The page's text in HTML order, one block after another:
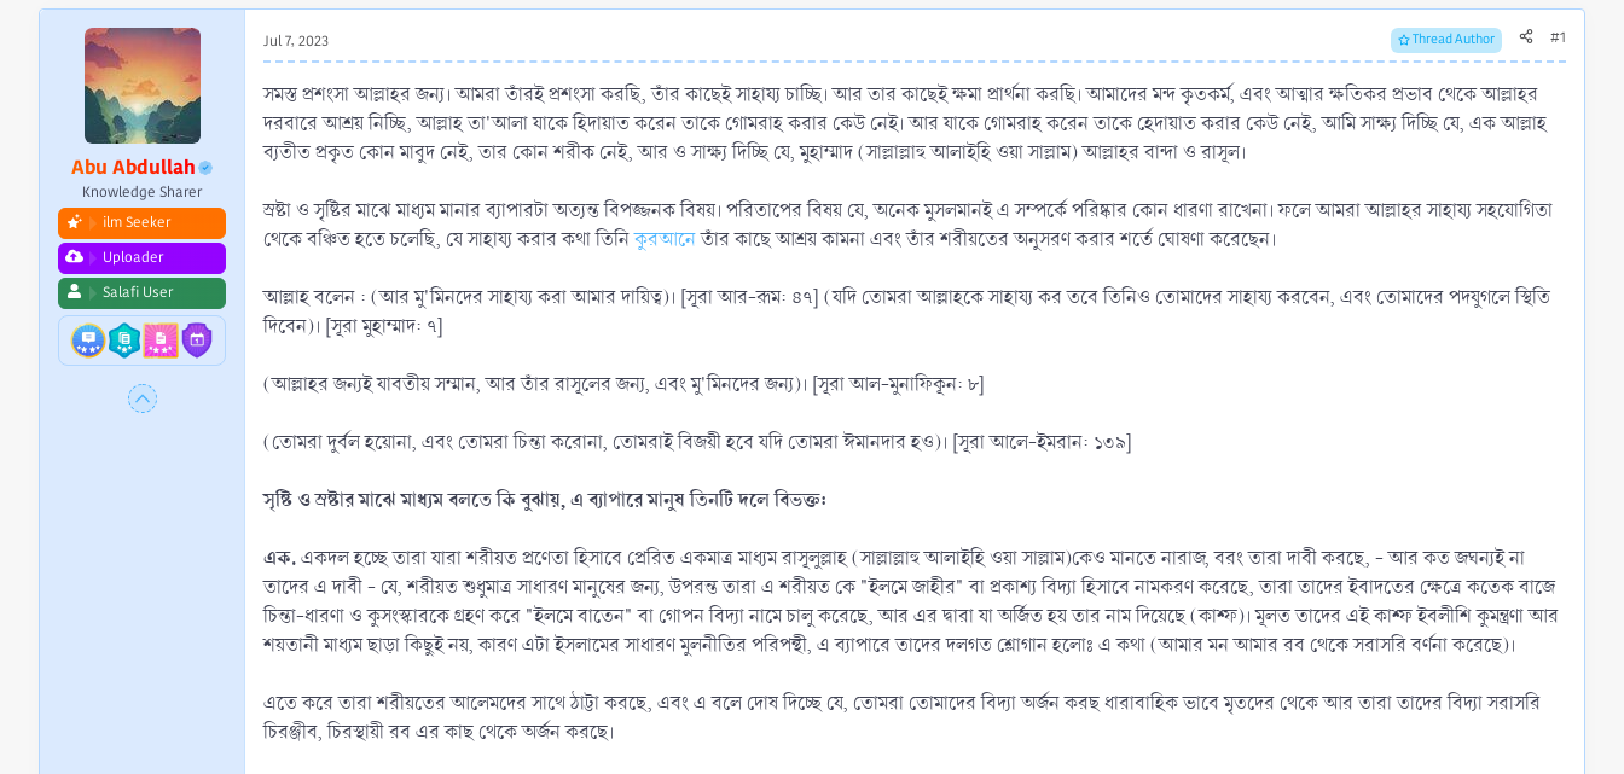
r
t
e
r
Abu Abdullah
Knowledge Sharer
ilm Seeker
Uploader
Salafi User
Jul 7, 2023 Thread Author #1
সমস্ত প্রশংসা আল্লাহর জন্য। আমরা তাঁরই প্রশংসা করছি, তাঁর কাছেই সাহায্য চাচ্ছি। আর তার কাছেই ক্ষমা প্রার্থনা করছি। আমাদের মন্দ কৃতকর্ম, এবং আত্মার ক্ষতিকর প্রভাব থেকে আল্লাহর
দরবারে আশ্রয় নিচ্ছি, আল্লাহ তা'আলা যাকে হিদায়াত করেন তাকে গোমরাহ করার কেউ নেই। আর যাকে গোমরাহ করেন তাকে হেদায়াত করার কেউ নেই, আমি সাক্ষ্য দিচ্ছি যে, এক আল্লাহ
ব্যতীত প্রকৃত কোন মাবুদ নেই, তার কোন শরীক নেই, আর ও সাক্ষ্য দিচ্ছি যে, মুহাম্মাদ (সাল্লাল্লাহু আলাইহি ওয়া সাল্লাম) আল্লাহর বান্দা ও রাসূল।
স্রষ্টা ও সৃষ্টির মাঝে মাধ্যম মানার ব্যাপারটা অত্যন্ত বিপজ্জনক বিষয়। পরিতাপের বিষয় যে, অনেক মুসলমানই এ সম্পর্কে পরিষ্কার কোন ধারণা রাখেনা। ফলে আমরা আল্লাহর সাহায্য সহযোগিতা
থেকে বঞ্চিত হতে চলেছি, যে সাহায্য করার কথা তিনিকুরআনেতাঁর কাছে আশ্রয় কামনা এবং তাঁর শরীয়তের অনুসরণ করার শর্তে ঘোষণা করেছেন।
আল্লাহ বলেন : (আর মু'মিনদের সাহায্য করা আমার দায়িত্ব)। [সূরা আর-রূম: ৪৭] (যদি তোমরা আল্লাহকে সাহায্য কর তবে তিনিও তোমাদের সাহায্য করবেন, এবং তোমাদের পদযুগলে স্থিতি
দিবেন)। [সূরা মুহাম্মাদ: ৭]
(আল্লাহর জন্যই যাবতীয় সম্মান, আর তাঁর রাসূলের জন্য, এবং মু'মিনদের জন্য)। [সূরা আল-মুনাফিকূন: ৮]
(তোমরা দুর্বল হয়োনা, এবং তোমরা চিন্তা করোনা, তোমরাই বিজয়ী হবে যদি তোমরা ঈমানদার হও)। [সূরা আলে-ইমরান: ১৩৯]
সৃষ্টি ও স্রষ্টার মাঝে মাধ্যম বলতে কি বুঝায়, এ ব্যাপারে মানুষ তিনটি দলে বিভক্ত:
এক.একদল হচ্ছে তারা যারা শরীয়ত প্রণেতা হিসাবে প্রেরিত একমাত্র মাধ্যম রাসূলুল্লাহ (সাল্লাল্লাহু আলাইহি ওয়া সাল্লাম)কেও মানতে নারাজ, বরং তারা দাবী করছে, - আর কত জঘন্যই না
তাদের এ দাবী - যে, শরীয়ত শুধুমাত্র সাধারণ মানুষের জন্য, উপরন্ত তারা এ শরীয়ত কে "ইলমে জাহীর" বা প্রকাশ্য বিদ্যা হিসাবে নামকরণ করেছে, তারা তাদের ইবাদতের ক্ষেত্রে কতেক বাজে
চিন্তা-ধারণা ও কুসংস্কারকে গ্রহণ করে "ইলমে বাতেন" বা গোপন বিদ্যা নামে চালু করেছে, আর এর দ্বারা যা অর্জিত হয় তার নাম দিয়েছে (কাশ্ফ)। মূলত তাদের এই কাশ্ফ ইবলীশি কুমন্ত্রণা আর
শয়তানী মাধ্যম ছাড়া কিছুই নয়, কারণ এটা ইসলামের সাধারণ মুলনীতির পরিপন্থী, এ ব্যাপারে তাদের দলগত শ্লোগান হলোঃ এ কথা (আমার মন আমার রব থেকে সরাসরি বর্ণনা করেছে)।
এতে করে তারা শরীয়তের আলেমদের সাথে ঠাট্টা করছে, এবং এ বলে দোষ দিচ্ছে যে, তোমরা তোমাদের বিদ্যা অর্জন করছ ধারাবাহিক ভাবে মৃতদের থেকে আর তারা তাদের বিদ্যা সরাসরি
চিরঞ্জীব, চিরস্থায়ী রব এর কাছ থেকে অর্জন করছে।